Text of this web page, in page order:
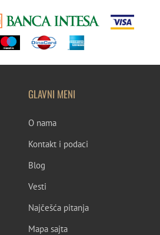
GLAVNI MENI
O nama
Kontakt i podaci
Blog
Vesti
Najčešća pitanja
Mapa sajta